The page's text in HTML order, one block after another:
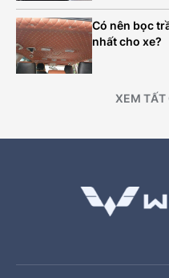
Có nên bọc
nhất cho xe?
XEM TẤT